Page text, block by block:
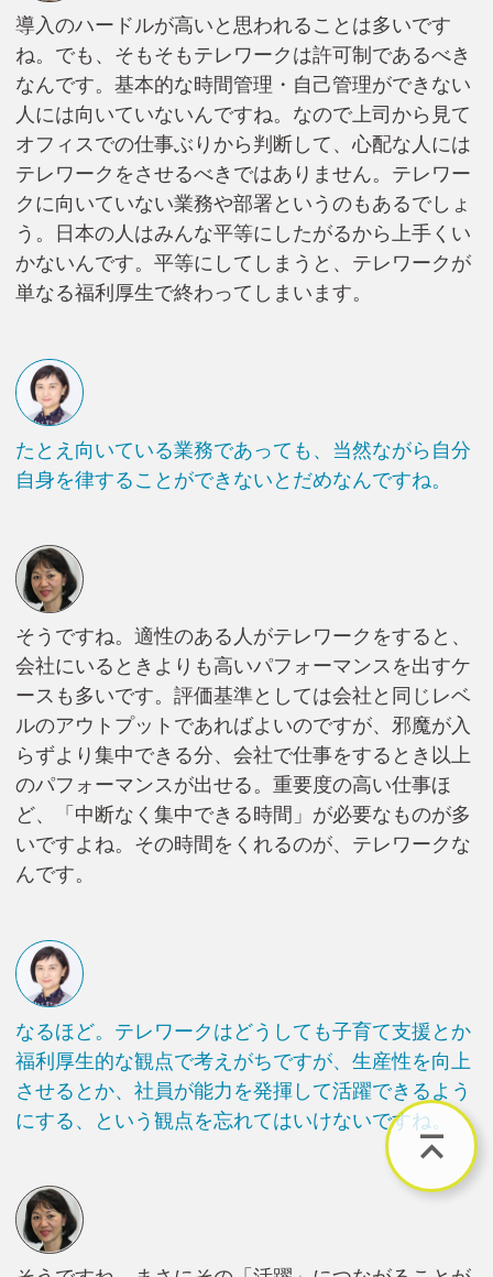
導入のハードルが高いと思われることは多いです
ね。でも、そもそもテレワークは許可制であるべき
なんです。基本的な時間管理・自己管理ができない
人には向いていないんですね。なので上司から見て
オフィスでの仕事ぶりから判断して、心配な人には
テレワークをさせるべきではありません。テレワー
クに向いていない業務や部署というのもあるでしょ
う。日本の人はみんな平等にしたがるから上手くい
かないんです。平等にしてしまうと、テレワークが
単なる福利厚生で終わってしまいます。
たとえ向いている業務であっても、当然ながら自分
自身を律することができないとだめなんですね。
そうですね。適性のある人がテレワークをすると、
会社にいるときよりも高いパフォーマンスを出すケ
ースも多いです。評価基準としては会社と同じレベ
ルのアウトプットであればよいのですが、邪魔が入
らずより集中できる分、会社で仕事をするとき以上
のパフォーマンスが出せる。重要度の高い仕事ほ
ど、「中断なく集中できる時間」が必要なものが多
いですよね。その時間をくれるのが、テレワークな
んです。
なるほど。テレワークはどうしても子育て支援とか
福利厚生的な観点で考えがちですが、生産性を向上
させるとか、社員が能力を発揮して活躍できるよう
にする、という観点を忘れてはいけないですね。